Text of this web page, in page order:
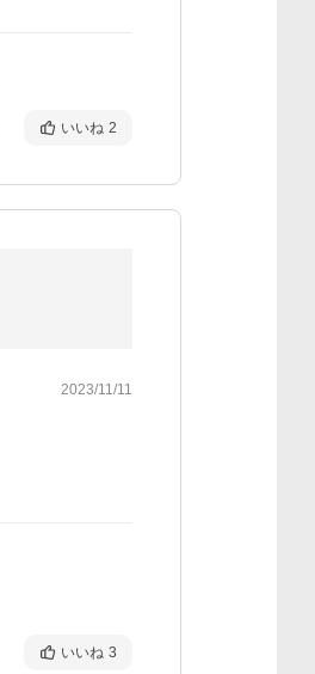
いいね 2
2023/11/11
いいね 3